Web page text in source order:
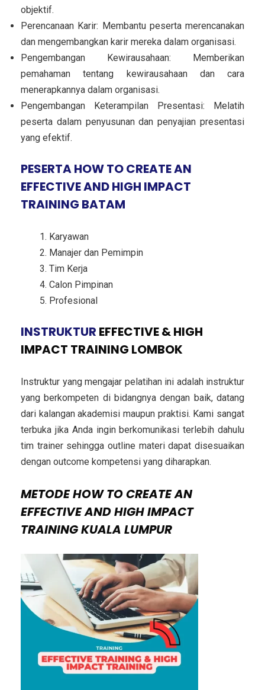
objektif.
Perencanaan Karir: Membantu peserta merencanakan
dan mengembangkan karir mereka dalam organisasi.
Pengembangan Kewirausahaan: Memberikan
pemahaman tentang kewirausahaan dan cara
menerapkannya dalam organisasi.
Pengembangan Keterampilan Presentasi: Melatih
peserta dalam penyusunan dan penyajian presentasi
yang efektif.
PESERTA HOW TO CREATE AN
EFFECTIVE AND HIGH IMPACT
TRAINING BATAM
Karyawan
Manajer dan Pemimpin
Tim Kerja
Calon Pimpinan
Profesional
INSTRUKTUR EFFECTIVE & HIGH
IMPACT TRAINING LOMBOK
Instruktur yang mengajar pelatihan ini adalah instruktur
yang berkompeten di bidangnya dengan baik, datang
dari kalangan akademisi maupun praktisi. Kami sangat
terbuka jika Anda ingin berkomunikasi terlebih dahulu
tim trainer sehingga outline materi dapat disesuaikan
dengan outcome kompetensi yang diharapkan.
METODEHOW TO CREATE AN
EFFECTIVE AND HIGH IMPACT
TRAINING KUALA LUMPUR